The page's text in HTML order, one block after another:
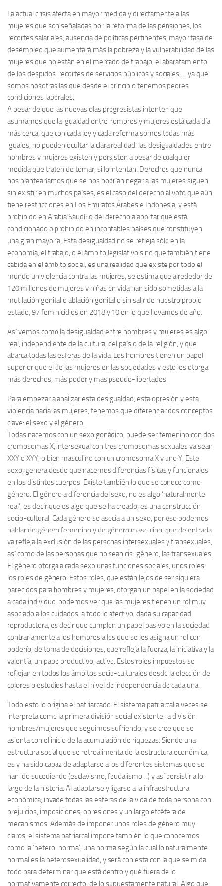
La actual crisis afecta en mayor medida y directamente a las
mujeres que son señaladas por la reforma de las pensiones, los
recortes salariales, ausencia de políticas pertinentes, mayor tasa de
desempleo que aumentará más la pobreza y la vulnerabilidad de las
mujeres que no están en el mercado de trabajo, el abaratamiento
de los despidos, recortes de servicios públicos y sociales,… ya que
somos nosotras las que desde el principio tenemos peores
condiciones laborales.
A pesar de que las nuevas olas progresistas intenten que
asumamos que la igualdad entre hombres y mujeres está cada día
más cerca, que con cada ley y cada reforma somos todas más
iguales, no pueden ocultar la clara realidad: las desigualdades entre
hombres y mujeres existen y persisten a pesar de cualquier
medida que traten de tomar, si lo intentan. Derechos que nunca
nos plantearíamos que se nos podrían negar a las mujeres siguen
sin existir en muchos países, es el caso del derecho al voto que aún
tiene restricciones en Los Emiratos Árabes e Indonesia, y está
prohibido en Arabia Saudí; o del derecho a abortar que está
condicionado o prohibido en incontables países que constituyen
una gran mayoría. Esta desigualdad no se refleja sólo en la
economía, el trabajo, o el ámbito legislativo sino que también tiene
cabida en el ámbito social, es una realidad que existe por todo el
mundo un violencia contra las mujeres, se estima que alrededor de
120 millones de mujeres y niñas en vida han sido sometidas a la
mutilación genital o ablación genital o sin salir de nuestro propio
estado, 97 feminicidios en 2018 y 10 en lo que llevamos de año.
Así vemos como la desigualdad entre hombres y mujeres es algo
real, independiente de la cultura, del país o de la religión, y que
abarca todas las esferas de la vida. Los hombres tienen un papel
superior que el de las mujeres en las sociedades y esto les otorga
más derechos, más poder y mas pseudo-libertades.
Para empezar a analizar esta desigualdad, esta opresión y esta
violencia hacia las mujeres, tenemos que diferenciar dos conceptos
clave: el sexo y el género.
Todas nacemos con un sexo gonádico, puede ser femenino con dos
cromosomas X, intersexual con tres cromosomas sexuales ya sean
XXY o XYY, o bien masculino con un cromosoma X y uno Y. Este
sexo, genera desde que nacemos diferencias físicas y funcionales
en los distintos cuerpos. Existe también lo que se conoce como
género. El género a diferencia del sexo, no es algo ‘naturalmente
real’, es decir que es algo que se ha creado, es una construcción
socio-cultural. Cada género se asocia a un sexo, por eso podemos
hablar de género femenino y de género masculino, que de entrada
ya refleja la exclusión de las personas intersexuales y transexuales,
así como de las personas que no sean cis-género, las transexuales.
El género otorga a cada sexo unas funciones sociales, unos roles:
los roles de género. Estos roles, que están lejos de ser siquiera
parecidos para hombres y mujeres, otorgan un papel en la sociedad
a cada individuo, podemos ver que las mujeres tienen un rol muy
asociado a los cuidados, a todo lo afectivo, dada su capacidad
reproductora, es decir que cumplen un papel pasivo en la sociedad
contrariamente a los hombres a los que se les asigna un rol con
poderío, de toma de decisiones, que refleja la fuerza, la iniciativa y la
valentía, un pape productivo, activo. Estos roles impuestos se
reflejan en todos los ámbitos socio-culturales desde la elección de
colores o estudios hasta el nivel de independencia de cada una.
Todo esto lo origina el patriarcado. El sistema patriarcal a veces se
interpreta como la primera división social existente, la división
hombres/mujeres que seguimos sufriendo, y se cree que se
asienta con el inicio de la acumulación de riquezas. Siendo una
estructura social que se retroalimenta de la estructura económica,
es y ha sido capaz de adaptarse a los diferentes sistemas que se
han ido sucediendo (esclavismo, feudalismo…) y así persistir a lo
largo de la historia. Al adaptarse y ligarse a la infraestructura
económica, invade todas las esferas de la vida de toda persona con
prejuicios, imposiciones, opresiones y un largo etcétera de
mecanismos. Además de imponer unos roles de género muy
claros, el sistema patriarcal impone también lo que conocemos
como la ‘hetero-norma’, una norma según la cual lo naturalmente
normal es la heterosexualidad, y será con esta con la que se mida
todo para determinar que está dentro y qué fuera de lo
normativamente correcto, de lo supuestamente natural. Algo que